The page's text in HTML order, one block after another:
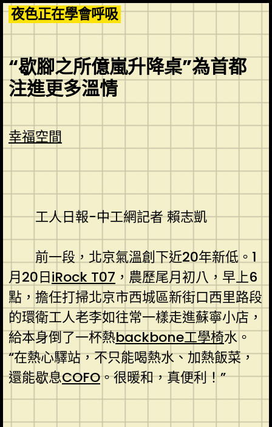
Skip
to
content
夜色正在學會呼吸
“歇腳之所億嵐升降桌”為首都
注進更多溫情
幸福空間
工人日報-中工網記者 賴志凱
前一段，北京氣溫創下近20年新低。1
月20日iRock T07 ，農歷尾月初八，早上6
點，擔任打掃北京市西城區新街口西里路段
的環衛工人老李如往常一樣走進蘇寧小店，
給本身倒了一杯熱backbone工學椅水。
“在熱心驛站，不只能喝熱水、加熱飯菜，
還能歇息COFO。很暖和，真便利！”